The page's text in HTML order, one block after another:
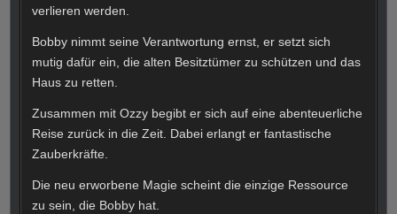
verlieren werden.
Bobby nimmt seine Verantwortung ernst, er setzt sich
mutig dafür ein, die alten Besitztümer zu schützen und das
Haus zu retten.
Zusammen mit Ozzy begibt er sich auf eine abenteuerliche
Reise zurück in die Zeit. Dabei erlangt er fantastische
Zauberkräfte.
Die neu erworbene Magie scheint die einzige Ressource
zu sein, die Bobby hat.